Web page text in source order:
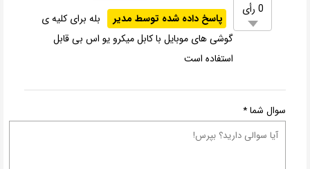
0 رأی
پاسخ داده شده توسط مدیر
بله برای کلیه ی
گوشی های موبایل با کابل میکرو یو اس بی قابل
استفاده است
سوال شما*